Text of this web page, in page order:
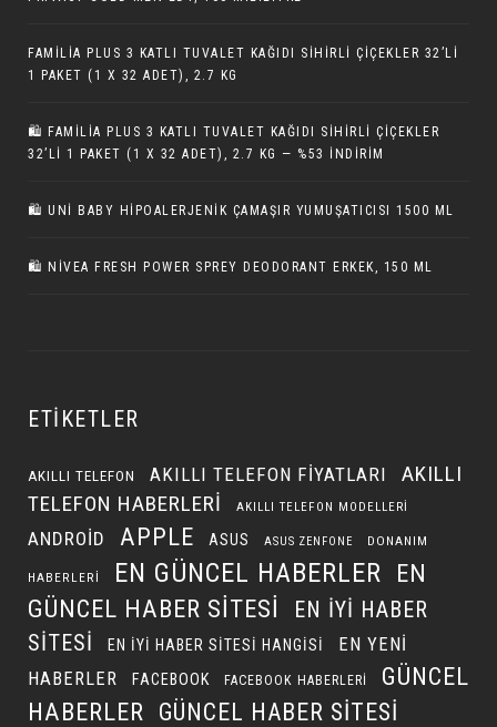
FAMILIA PLUS 3 KATLI TUVALET KAĞIDI SIHIRLI ÇIÇEKLER 32’LI
1 PAKET (1 X 32 ADET), 2.7 KG
🛍️ FAMILIA PLUS 3 KATLI TUVALET KAĞIDI SIHIRLI ÇIÇEKLER
32’LI 1 PAKET (1 X 32 ADET), 2.7 KG — %53 İNDIRIM
🛍️ UNI BABY HIPOALERJENIK ÇAMAŞIR YUMUŞATICISI 1500 ML
🛍️ NIVEA FRESH POWER SPREY DEODORANT ERKEK, 150 ML
ETIKETLER
AKILLI TELEFON AKILLI TELEFON FIYATLARI
AKILLI
TELEFON HABERLERI
AKILLI TELEFON MODELLERI
ANDROID APPLE ASUS ASUS ZENFONE DONANIM
HABERLERI EN GÜNCEL HABERLER EN
GÜNCEL HABER SITESI
EN IYI HABER
SITESI
EN IYI HABER SITESI HANGISI
EN YENI
HABERLER
FACEBOOK FACEBOOK HABERLERI
GÜNCEL
HABERLER
GÜNCEL HABER SITESI